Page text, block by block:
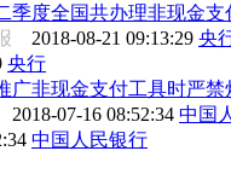
季度全国共办理非现金支
2018-08-21 09:13:29 央
央行
广非现金支付工具时严禁
2018-07-16 08:52:34 中国
中国人民银行